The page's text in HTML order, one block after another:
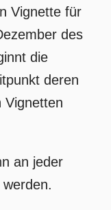
Vignette für
des
die
deren
Vignetten
an jeder